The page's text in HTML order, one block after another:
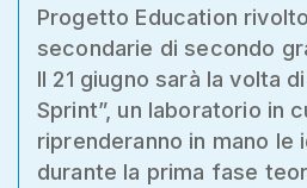
Progetto Education
secondarie di secondo
Il 21 giugno sarà la volta
Sprint”, un laboratorio in
riprenderanno in mano le
durante la prima fase